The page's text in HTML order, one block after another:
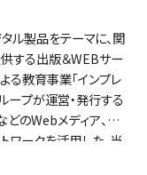
ル製品をテーマに、関
する出版＆WEBサー
る教育事業「インプレ
ープが運営・発行する
どのWebメディア、書
ワークを活用した、当